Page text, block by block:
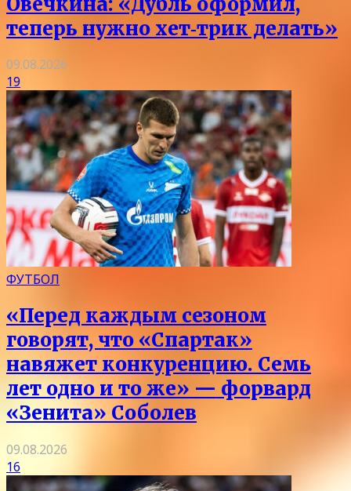
теперь нужно хет‑трик делать»
09.08.2026
19
ФУТБОЛ
«Перед каждым сезоном
говорят, что «Спартак»
навяжет конкуренцию. Семь
лет одно и то же» — форвард
«Зенита» Соболев
09.08.2026
16